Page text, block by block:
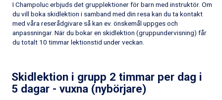
Ischgl från 11.295 kr.
Wagrain från 7.095 kr.
Fieberbrunn från 9.645 kr.
Val Thorens från 8.395 kr.
Canazei från 7.195 kr.
Livigno från 5.595 kr.
Ponte di Legno från 7.395 kr.
I Champoluc erbjuds det grupplektioner för barn med instruktör. Om
du vill boka skidlektion i samband med din resa kan du ta kontakt
med våra reserådgivare så kan ev. önskemål uppges och
anpassningar. När du bokar en skidlektion (gruppundervisning) får
du totalt 10 timmar lektionstid under veckan.
Skidlektion i grupp 2 timmar per dag i
5 dagar - vuxna (nybörjare)